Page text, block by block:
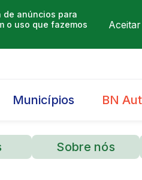
de anúncios para
o uso que fazemos
Aceitar
Municípios BN
Sobre nós